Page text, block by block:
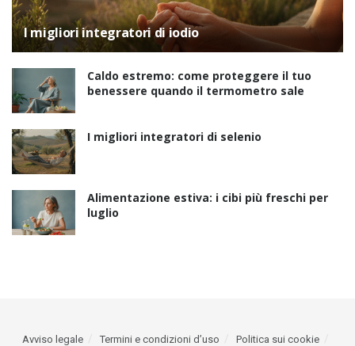
I migliori integratori di iodio
Caldo estremo: come proteggere il tuo
benessere quando il termometro sale
I migliori integratori di selenio
Alimentazione estiva: i cibi più freschi per
luglio
Avviso legale Termini e condizioni d’uso Politica sui cookie